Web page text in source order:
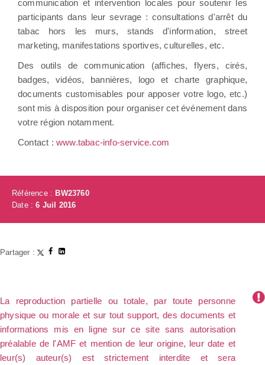
communication et intervention locales pour soutenir les
participants dans leur sevrage : consultations d'arrêt du
tabac hors les murs, stands d'information, street
marketing, manifestations sportives, culturelles, etc.
Des outils de communication (affiches, flyers, cirés,
badges, vidéos, bannières, logo et charte graphique,
documents customisables pour apposer votre logo, etc.)
sont mis à disposition pour organiser cet événement dans
votre région notamment.
Contact : www.tabac-info-service.com
Référence : BW23760
Date :6 Juil 2016
Partager :
La reproduction partielle ou totale, par toute personne
physique ou morale et sur tout support, des documents et
informations mis en ligne sur ce site sans autorisation
préalable de l'AMF et mention de leur origine, leur date et
leur(s) auteur(s) est strictement interdite et sera